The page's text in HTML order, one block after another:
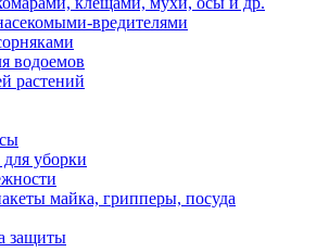
вредителями
водоемов
растений
уборки
майка, грипперы, посуда
защиты